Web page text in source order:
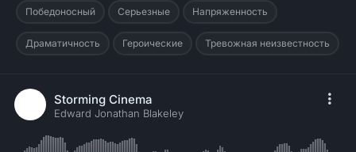
Победоносный Серьезные Напряженность
Драматичность Героические Тревожная неизвестность
Storming Cinema
Edward Jonathan Blakeley